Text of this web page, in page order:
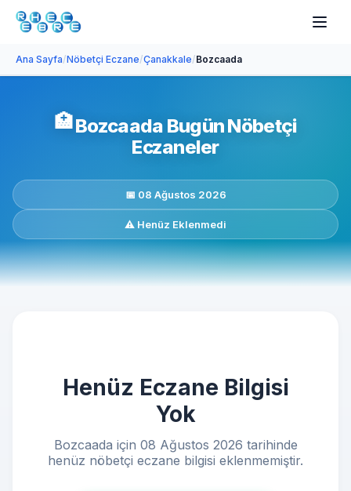
Ana Sayfa/Nöbetçi Eczane/Çanakkale/Bozcaada
🏥Bozcaada Bugün Nöbetçi
Eczaneler
📅 08 Ağustos 2026
⚠️ Henüz Eklenmedi
Henüz Eczane Bilgisi
Yok
Bozcaada için 08 Ağustos 2026 tarihinde
henüz nöbetçi eczane bilgisi eklenmemiştir.